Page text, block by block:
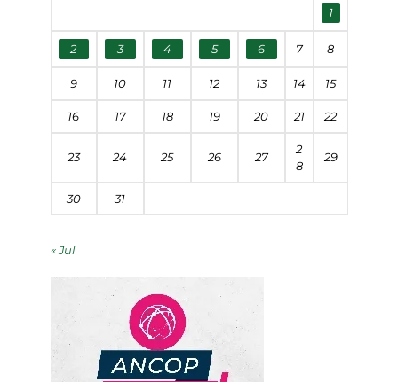
1
2 3 4 5 6 7 8
9 10 11 12 13 14 15
16 17 18 19 20 21 22
23 24 25 26 27
2
8
29
30 31
« Jul